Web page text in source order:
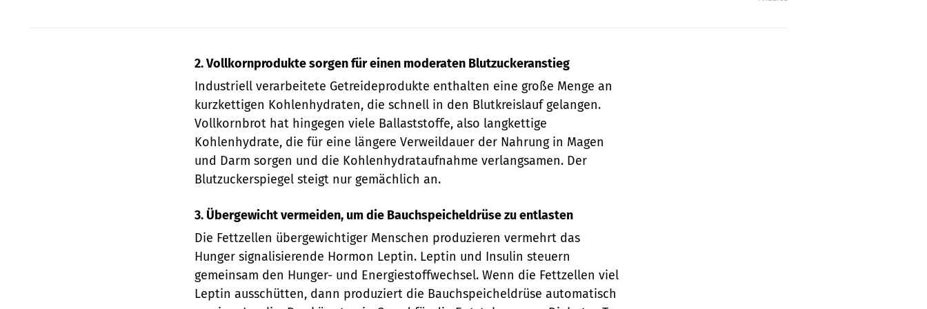
2. Vollkornprodukte sorgen für einen moderaten Blutzuckeranstieg
Industriell verarbeitete Getreideprodukte enthalten eine große Menge an
kurzkettigen Kohlenhydraten, die schnell in den Blutkreislauf gelangen.
Vollkornbrot hat hingegen viele Ballaststoffe, also langkettige
Kohlenhydrate, die für eine längere Verweildauer der Nahrung in Magen
und Darm sorgen und die Kohlenhydrataufnahme verlangsamen. Der
Blutzuckerspiegel steigt nur gemächlich an.
3. Übergewicht vermeiden, um die Bauchspeicheldrüse zu entlasten
Die Fettzellen übergewichtiger Menschen produzieren vermehrt das
Hunger signalisierende Hormon Leptin. Leptin und Insulin steuern
gemeinsam den Hunger- und Energiestoffwechsel. Wenn die Fettzellen viel
Leptin ausschütten, dann produziert die Bauchspeicheldrüse automatisch